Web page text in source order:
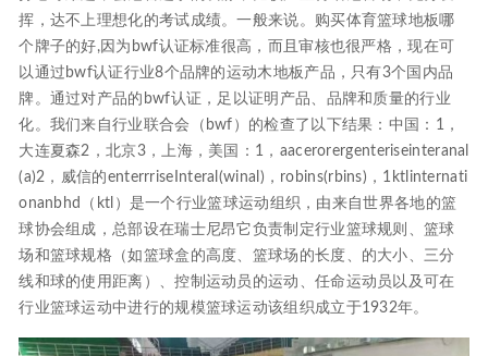
挥，达不上理想化的考试成绩。一般来说。购买体育篮球地板哪
个牌子的好,因为bwf认证标准很高，而且审核也很严格，现在可
以通过bwf认证行业8个品牌的运动木地板产品，只有3个国内品
牌。通过对产品的bwf认证，足以证明产品、品牌和质量的行业
化。我们来自行业联合会（bwf）的检查了以下结果：中国：1，
大连夏森2，北京3，上海，美国：1，aacerorergenteriseinteranal
(a)2，威信的enterrriseInteral(winal)，robins(rbins)，1ktlinternati
onanbhd（ktl）是一个行业篮球运动组织，由来自世界各地的篮
球协会组成，总部设在瑞士尼昂它负责制定行业篮球规则、篮球
场和篮球规格（如篮球盒的高度、篮球场的长度、的大小、三分
线和球的使用距离）、控制运动员的运动、任命运动员以及可在
行业篮球运动中进行的规模篮球运动该组织成立于1932年。